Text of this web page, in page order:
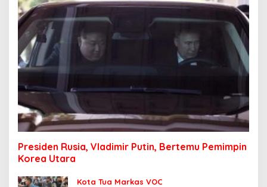
Presiden Rusia, Vladimir Putin, Bertemu Pemimpin
Korea Utara
Kota Tua Markas VOC